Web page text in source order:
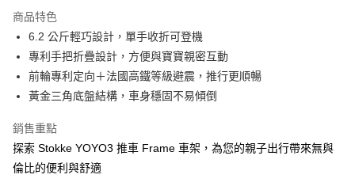
商品特色
6.2 公斤輕巧設計，單手收折可登機
專利手把折疊設計，方便與寶寶親密互動
前輪專利定向＋法國高鐵等級避震，推行更順暢
黃金三角底盤結構，車身穩固不易傾倒
銷售重點
探索 Stokke YOYO3 推車 Frame 車架，為您的親子出行帶來無與
倫比的便利與舒適